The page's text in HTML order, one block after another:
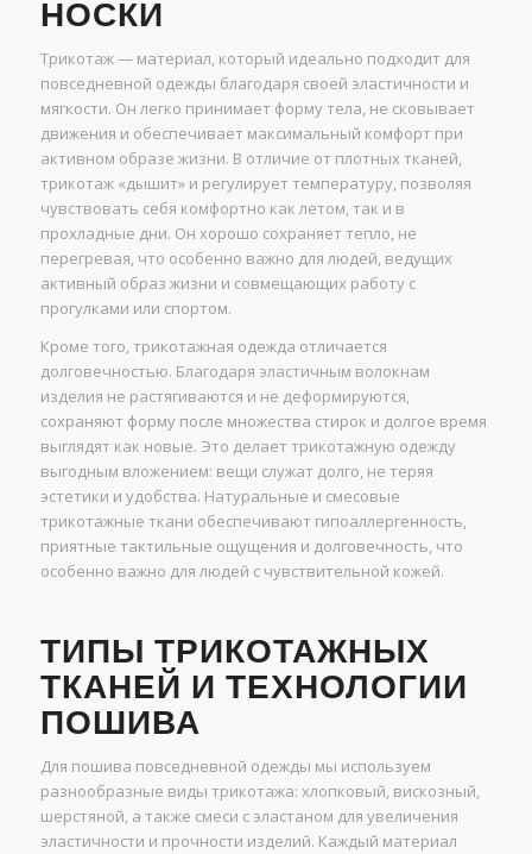
НОСКИ
Трикотаж — материал, который идеально подходит для
повседневной одежды благодаря своей эластичности и
мягкости. Он легко принимает форму тела, не сковывает
движения и обеспечивает максимальный комфорт при
активном образе жизни. В отличие от плотных тканей,
трикотаж «дышит» и регулирует температуру, позволяя
чувствовать себя комфортно как летом, так и в
прохладные дни. Он хорошо сохраняет тепло, не
перегревая, что особенно важно для людей, ведущих
активный образ жизни и совмещающих работу с
прогулками или спортом.
Кроме того, трикотажная одежда отличается
долговечностью. Благодаря эластичным волокнам
изделия не растягиваются и не деформируются,
сохраняют форму после множества стирок и долгое время
выглядят как новые. Это делает трикотажную одежду
выгодным вложением: вещи служат долго, не теряя
эстетики и удобства. Натуральные и смесовые
трикотажные ткани обеспечивают гипоаллергенность,
приятные тактильные ощущения и долговечность, что
особенно важно для людей с чувствительной кожей.
ТИПЫ ТРИКОТАЖНЫХ
ТКАНЕЙ И ТЕХНОЛОГИИ
ПОШИВА
Для пошива повседневной одежды мы используем
разнообразные виды трикотажа: хлопковый, вискозный,
шерстяной, а также смеси с эластаном для увеличения
эластичности и прочности изделий. Каждый материал